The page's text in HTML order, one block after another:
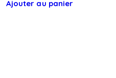
Ajouter au panier